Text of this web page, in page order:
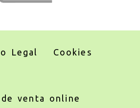
Legal Cookies
venta online